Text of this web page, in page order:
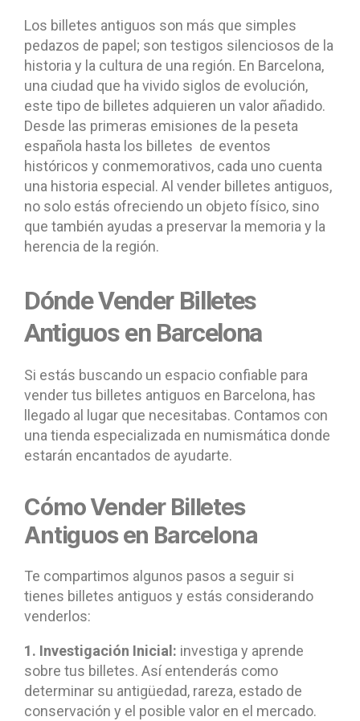
Los billetes antiguos son más que simples
pedazos de papel; son testigos silenciosos de la
historia y la cultura de una región. En Barcelona,
una ciudad que ha vivido siglos de evolución,
este tipo de billetes adquieren un valor añadido.
Desde las primeras emisiones de la peseta
española hasta los billetes de eventos
históricos y conmemorativos, cada uno cuenta
una historia especial. Al vender billetes antiguos,
no solo estás ofreciendo un objeto físico, sino
que también ayudas a preservar la memoria y la
herencia de la región.
Dónde Vender Billetes
Antiguos en Barcelona
Si estás buscando un espacio confiable para
vender tus billetes antiguos en Barcelona, has
llegado al lugar que necesitabas. Contamos con
una tienda especializada en numismática donde
estarán encantados de ayudarte.
Cómo Vender Billetes
Antiguos en Barcelona
Te compartimos algunos pasos a seguir si
tienes billetes antiguos y estás considerando
venderlos:
1. Investigación Inicial: investiga y aprende
sobre tus billetes. Así entenderás como
determinar su antigüedad, rareza, estado de
conservación y el posible valor en el mercado.